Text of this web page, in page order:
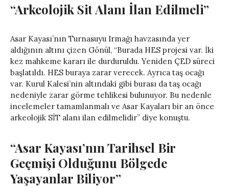
“Arkeolojik Sit Alanı İlan Edilmeli”
Asar Kayası’nın Turnasuyu Irmağı havzasında yer
aldığının altını çizen Gönül, “Burada HES projesi var. İki
kez mahkeme kararı ile durduruldu. Yeniden ÇED süreci
başlatıldı. HES buraya zarar verecek. Ayrıca taş ocağı
var. Kurul Kalesi’nin altındaki gibi burası da taş ocağı
nedeniyle zarar görme tehlikesi bulunuyor. Bu nedenle
incelemeler tamamlanmalı ve Asar Kayaları bir an önce
arkeolojik SİT alanı ilan edilmelidir” diye konuştu.
“Asar Kayası’nın Tarihsel Bir
Geçmişi Olduğunu Bölgede
Yaşayanlar Biliyor”